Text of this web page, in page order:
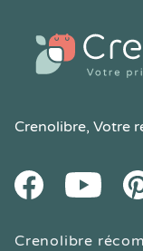
Crenolibre, Votre
FacebookYoutube
Crenolibre